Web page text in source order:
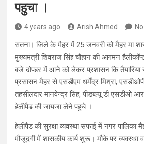
पहुचा ।
4 years ago Arish Ahmed
सतना। जिले के मैहर में 25 जनवरी को मैहर मा
मुख्यमंत्री शिवराज सिंह चौहान की आगमन
बजे दोपहर में आने को लेकर प्रशासन कि तैयारिया
प्रसासन मैहर से एसडीएम धर्मेंद्र मिश्रा,
तहसीलदार मानवेन्द्र सिंह, पीडब्ल्यू डी एसडीओ आर के
हेलीपैड की जायजा लेने पहुचे ।
हेलीपैड की सुरक्षा व्यवस्था सफाई में नगर पालिका
मौजूदगी में शासकीय कार्य शुरू। मौके पर व्यवस्था